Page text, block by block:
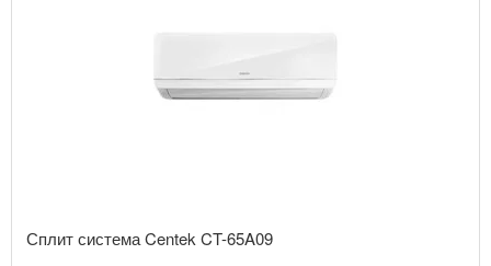
Сплит система Centek CT-65A09